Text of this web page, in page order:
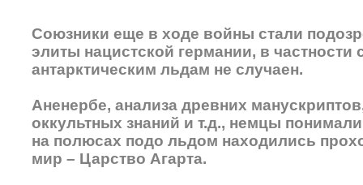
Союзники еще в ходе войны стали
элиты нацистской германии, в
антарктическим льдам не случаен.
Аненербе, анализа древних
оккультных знаний и т.д., немцы
на полюсах подо льдом находились
мир – Царство Агарта.